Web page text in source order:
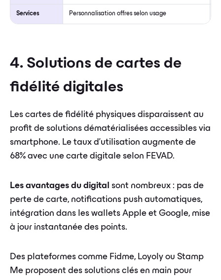
Services Personnalisation offres selon usage
4. Solutions de cartes de
fidélité digitales
Les cartes de fidélité physiques disparaissent au
profit de solutions dématérialisées accessibles via
smartphone. Le taux d'utilisation augmente de
68% avec une carte digitale selon FEVAD.
Les avantages du digital sont nombreux : pas de
perte de carte, notifications push automatiques,
intégration dans les wallets Apple et Google, mise
à jour instantanée des points.
Des plateformes comme Fidme, Loyoly ou Stamp
Me proposent des solutions clés en main pour